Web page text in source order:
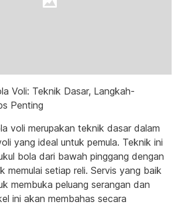
Voli: Teknik Dasar, Langkah-
Penting
voli merupakan teknik dasar dalam
yang ideal untuk pemula. Teknik ini
bola dari bawah pinggang dengan
memulai setiap reli. Servis yang baik
membuka peluang serangan dan
ini akan membahas secara